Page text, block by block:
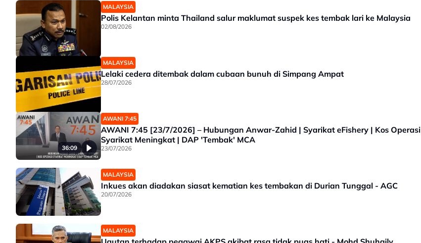
MALAYSIA
Polis Kelantan minta Thailand salur maklumat suspek kes tembak lari ke Malaysia
02/08/2026
MALAYSIA
Lelaki cedera ditembak dalam cubaan bunuh di Simpang Ampat
28/07/2026
36:09
AWANI 7:45
AWANI 7:45 [23/7/2026] – Hubungan Anwar-Zahid | Syarikat eFishery | Kos Operasi
Syarikat Meningkat | DAP 'Tembak' MCA
23/07/2026
MALAYSIA
Inkues akan diadakan siasat kematian kes tembakan di Durian Tunggal - AGC
20/07/2026
MALAYSIA